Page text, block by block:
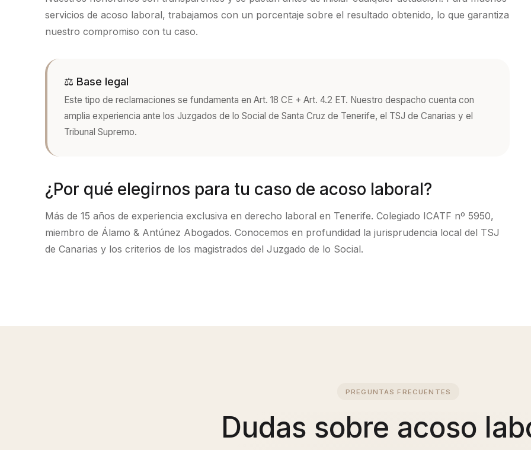
servicios de acoso laboral, trabajamos con un porcentaje sobre el resultado obtenido, lo que garantiza
nuestro compromiso con tu caso.
⚖️ Base legal
Este tipo de reclamaciones se fundamenta en Art. 18 CE + Art. 4.2 ET. Nuestro despacho cuenta con
amplia experiencia ante los Juzgados de lo Social de Santa Cruz de Tenerife, el TSJ de Canarias y el
Tribunal Supremo.
¿Por qué elegirnos para tu caso de acoso laboral?
Más de 15 años de experiencia exclusiva en derecho laboral en Tenerife. Colegiado ICATF nº 5950,
miembro de Álamo & Antúnez Abogados. Conocemos en profundidad la jurisprudencia local del TSJ
de Canarias y los criterios de los magistrados del Juzgado de lo Social.
PREGUNTAS FRECUENTES
Dudas sobre acoso